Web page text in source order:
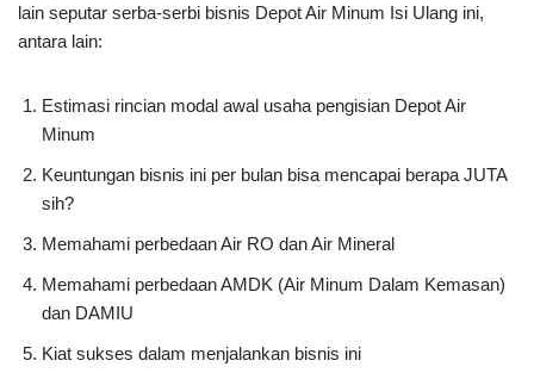
lain seputar serba-serbi bisnis Depot Air Minum Isi Ulang ini,
antara lain:
Estimasi rincian modal awal usaha pengisian Depot Air
Minum
Keuntungan bisnis ini per bulan bisa mencapai berapa JUTA
sih?
Memahami perbedaan Air RO dan Air Mineral
Memahami perbedaan AMDK (Air Minum Dalam Kemasan)
dan DAMIU
Kiat sukses dalam menjalankan bisnis ini